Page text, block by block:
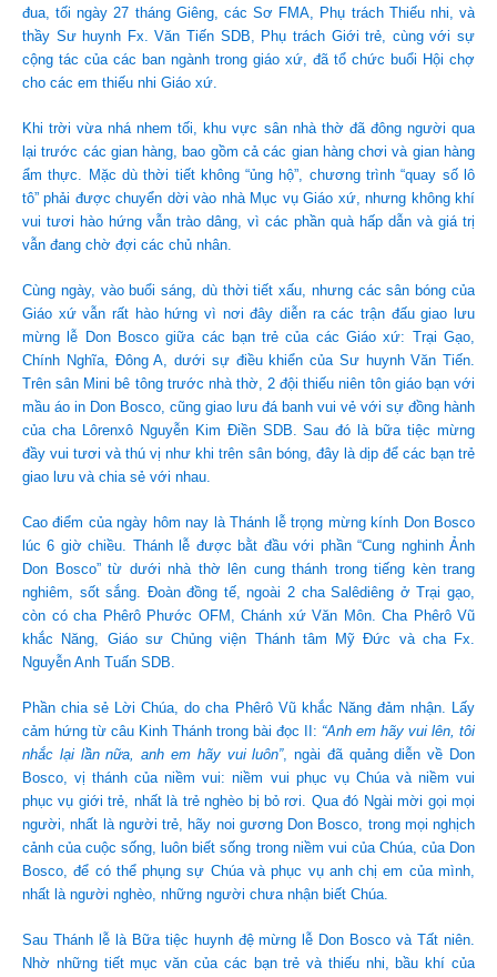
đua, tối ngày 27 tháng Giêng, các Sơ FMA, Phụ trách Thiếu nhi, và
thầy Sư huynh Fx. Văn Tiến SDB, Phụ trách Giới trẻ, cùng với sự
cộng tác của các ban ngành trong giáo xứ, đã tổ chức buổi Hội chợ
cho các em thiếu nhi Giáo xứ.
Khi trời vừa nhá nhem tối, khu vực sân nhà thờ đã đông người qua
lại trước các gian hàng, bao gồm cả các gian hàng chơi và gian hàng
ẩm thực. Mặc dù thời tiết không “ủng hộ”, chương trình “quay số lô
tô” phải được chuyển dời vào nhà Mục vụ Giáo xứ, nhưng không khí
vui tươi hào hứng vẫn trào dâng, vì các phần quà hấp dẫn và giá trị
vẫn đang chờ đợi các chủ nhân.
Cùng ngày, vào buổi sáng, dù thời tiết xấu, nhưng các sân bóng của
Giáo xứ vẫn rất hào hứng vì nơi đây diễn ra các trận đấu giao lưu
mừng lễ Don Bosco giữa các bạn trẻ của các Giáo xứ: Trại Gạo,
Chính Nghĩa, Đông A, dưới sự điều khiển của Sư huynh Văn Tiến.
Trên sân Mini bê tông trước nhà thờ, 2 đội thiếu niên tôn giáo bạn với
mầu áo in Don Bosco, cũng giao lưu đá banh vui vẻ với sự đồng hành
của cha Lôrenxô Nguyễn Kim Điền SDB. Sau đó là bữa tiệc mừng
đầy vui tươi và thú vị như khi trên sân bóng, đây là dịp để các bạn trẻ
giao lưu và chia sẻ với nhau.
Cao điểm của ngày hôm nay là Thánh lễ trọng mừng kính Don Bosco
lúc 6 giờ chiều. Thánh lễ được bằt đầu với phần “Cung nghinh Ảnh
Don Bosco” từ dưới nhà thờ lên cung thánh trong tiếng kèn trang
nghiêm, sốt sắng. Đoàn đồng tế, ngoài 2 cha Salêdiêng ở Trại gạo,
còn có cha Phêrô Phước OFM, Chánh xứ Văn Môn. Cha Phêrô Vũ
khắc Năng, Giáo sư Chủng viện Thánh tâm Mỹ Đức và cha Fx.
Nguyễn Anh Tuấn SDB.
Phần chia sẻ Lời Chúa, do cha Phêrô Vũ khắc Năng đảm nhận. Lấy
cảm hứng từ câu Kinh Thánh trong bài đọc II: “Anh em hãy vui lên, tôi
nhắc lại lần nữa, anh em hãy vui luôn”, ngài đã quảng diễn về Don
Bosco, vị thánh của niềm vui: niềm vui phục vụ Chúa và niềm vui
phục vụ giới trẻ, nhất là trẻ nghèo bị bỏ rơi. Qua đó Ngài mời gọi mọi
người, nhất là người trẻ, hãy noi gương Don Bosco, trong mọi nghịch
cảnh của cuộc sống, luôn biết sống trong niềm vui của Chúa, của Don
Bosco, để có thể phụng sự Chúa và phục vụ anh chị em của mình,
nhất là người nghèo, những người chưa nhận biết Chúa.
Sau Thánh lễ là Bữa tiệc huynh đệ mừng lễ Don Bosco và Tất niên.
Nhờ những tiết mục văn của các bạn trẻ và thiếu nhi, bầu khí của